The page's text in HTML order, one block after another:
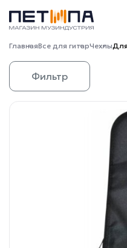
ГлавнаяВсе для гитарЧехлы
Фильтр